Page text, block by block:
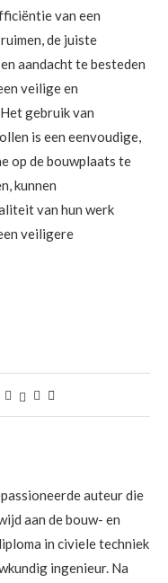
van een
de juiste
aandacht te besteden
veilige en
gebruik van
is een eenvoudige,
op de bouwplaats te
kunnen
van hun werk
veiligere
auteur die
aan de bouw- en
in civiele techniek
ingenieur. Na